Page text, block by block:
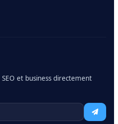
SEO et business directement